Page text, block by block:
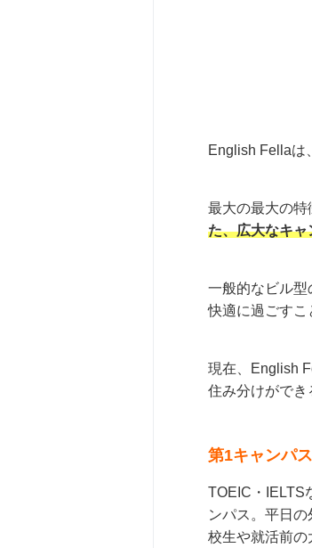
English Fellaは
最大の最大の特
た、広大なキ
一般的なビル型
快適に過ごすこ
現在、English
住み分けができ
第1キャンパ
TOEIC・IELTS
ンパス。平日
校生や就活前の